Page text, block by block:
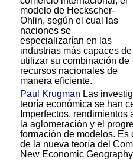
modelo de Heckscher-
Ohlin, según el cual las
naciones se
especializarían en las
industrias más capaces de
utilizar su combinación de
recursos nacionales de
manera eficiente.
Paul Krugman Las
teoría económica se han
Imperfectos,
la aglomeración y el
formación de modelos.
de la nueva teoría del
New Economic